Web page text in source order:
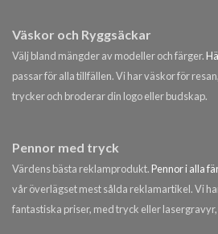
Väskor och Ryggsäckar
Välj bland mängder av modeller och färger.
passar för alla tillfällen. Vi har väskor för
trycker och broderar din logo eller budskap.
Pennor med tryck
Värdens bästa reklamprodukt. Pennor i alla
vår överlägset mest sålda reklamartikel. Vi
fantastiska priser, med tryck eller